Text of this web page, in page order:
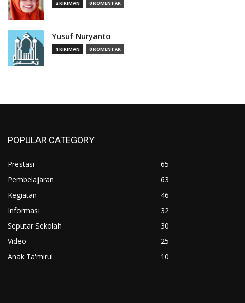
2 KIRIMAN 0 KOMENTAR
Yusuf Nuryanto
1 KIRIMAN 0 KOMENTAR
POPULAR CATEGORY
Prestasi
65
Pembelajaran
63
Kegiatan
46
Informasi
32
Seputar Sekolah
30
Video
25
Anak Ta'mirul
10